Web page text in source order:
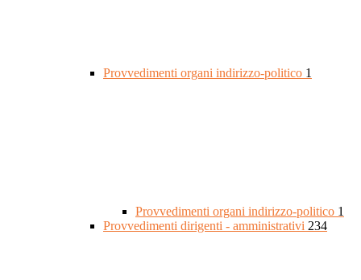
Provvedimenti organi indirizzo-politico 1
Provvedimenti organi indirizzo-politico 1
Provvedimenti dirigenti - amministrativi 234